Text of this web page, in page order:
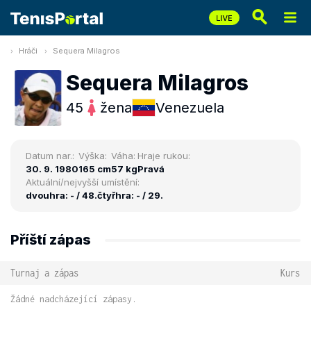
Hráči Sequera Milagros
Sequera Milagros
45 žena Venezuela
Datum nar.:
30. 9. 1980
Výška:
165 cm
Váha:
57 kg
Hraje rukou:
Pravá
Aktuální/nejvyšší umístění:
dvouhra: - / 48.čtyřhra: - / 29.
Příští zápas
Turnaj a zápas Kurs
Žádné nadcházející zápasy.